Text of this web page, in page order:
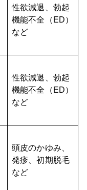
性欲減退、勃起
機能不全（ED）
など
性欲減退、勃起
機能不全（ED）
など
頭皮のかゆみ、
発疹、初期脱毛
など